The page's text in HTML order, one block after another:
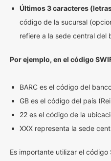
Últimos 3 caracteres
código de la sucursal
refiere a la sede central del
Por ejemplo, en el código
BARC es el código del
GB es el código del país
22 es el código de la
XXX representa la sede
Es importante utilizar el código